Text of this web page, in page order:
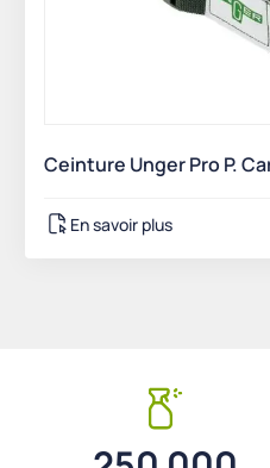
Ceinture Unger Pro P.
En savoir plus